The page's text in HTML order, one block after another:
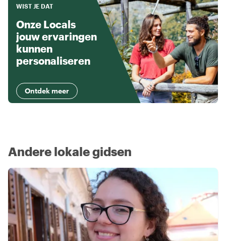
WIST JE DAT
Onze Locals
jouw ervaringen
kunnen
personaliseren
Ontdek meer
Andere lokale gidsen